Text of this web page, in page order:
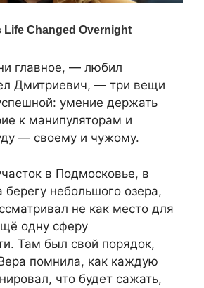
главное, — любил
Дмитриевич, — три вещи
умение держать
к манипуляторам и
— своему и чужому.
в Подмосковье, в
небольшого озера,
не как место для
одну сферу
Там был свой порядок,
помнила, как каждую
что будет сажать,